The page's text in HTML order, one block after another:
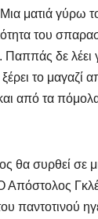
Μια ματιά γύρω
του
δε λέει
το μαγαζί
από τα
θα συρθεί σε
Απόστολος
παντοτινού